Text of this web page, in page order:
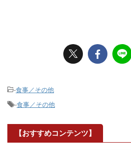
-食事／その他
-食事／その他
【おすすめコンテンツ】